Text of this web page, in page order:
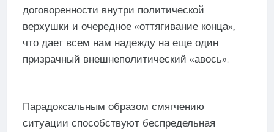
договоренности внутри политической
верхушки и очередное «оттягивание конца»,
что дает всем нам надежду на еще один
призрачный внешнеполитический «авось».
Парадоксальным образом смягчению
ситуации способствуют беспредельная